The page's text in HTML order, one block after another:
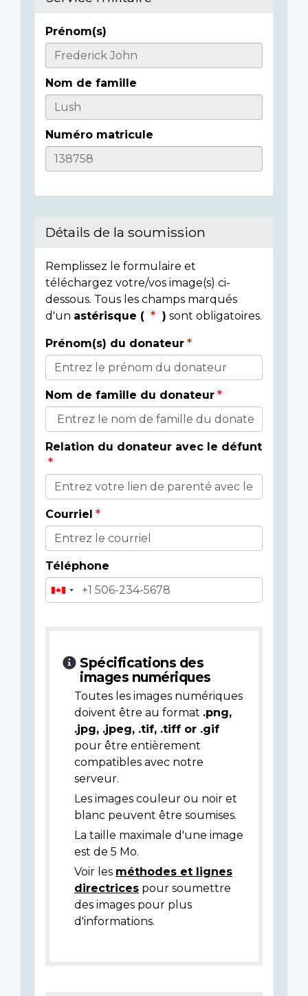
Informations
sur
l'individu
Prénom(s)
Nom de famille
Numéro matricule
Détails de la soumission
Remplissez le formulaire et
téléchargez votre/vos image(s) ci-
dessous. Tous les champs marqués
d'un astérisque ( ) sont obligatoires.
Détails
du
donateur
Prénom(s) du donateur
Nom de famille du donateur
Relation du donateur avec le défunt
Courriel
Téléphone
Spécifications des
images numériques
Toutes les images numériques
doivent être au format .png,
.jpg, .jpeg, .tif, .tiff or .gif
pour être entièrement
compatibles avec notre
serveur.
Les images couleur ou noir et
blanc peuvent être soumises.
La taille maximale d'une image
est de 5 Mo.
Voir les méthodes et lignes
directrices pour soumettre
des images pour plus
d'informations.